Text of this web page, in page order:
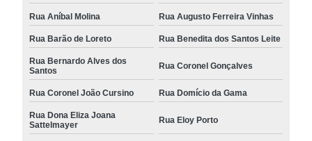
Rua Aníbal Molina Rua Augusto Ferreira Vinhas
Rua Barão de Loreto Rua Benedita dos Santos Leite
Rua Bernardo Alves dos
Santos
Rua Coronel Gonçalves
Rua Coronel João Cursino Rua Domício da Gama
Rua Dona Eliza Joana
Sattelmayer
Rua Eloy Porto